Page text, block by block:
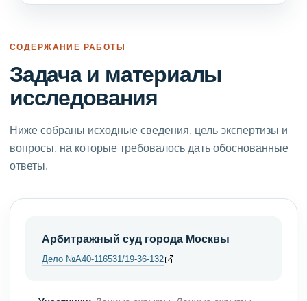
СОДЕРЖАНИЕ РАБОТЫ
Задача и материалы
исследования
Ниже собраны исходные сведения, цель экспертизы и
вопросы, на которые требовалось дать обоснованные
ответы.
Арбитражный суд города Москвы
Дело №А40-116531/19-36-132